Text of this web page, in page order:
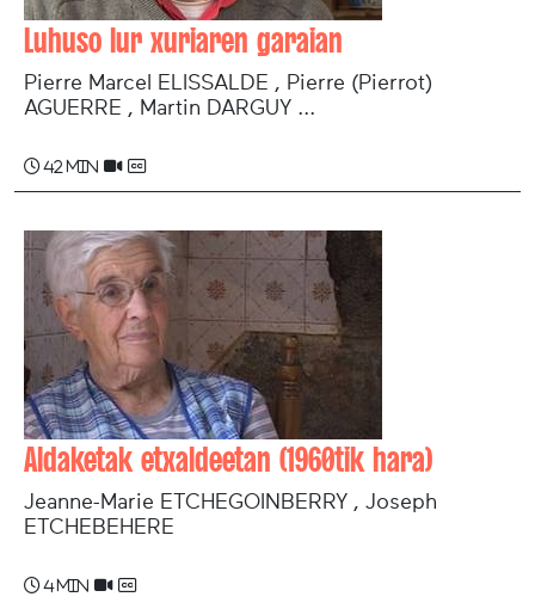
Luhuso lur xuriaren garaian
Pierre Marcel ELISSALDE , Pierre (Pierrot)
AGUERRE , Martin DARGUY ...
42 min
Aldaketak etxaldeetan (1960tik hara)
Jeanne-Marie ETCHEGOINBERRY , Joseph
ETCHEBEHERE
4 min